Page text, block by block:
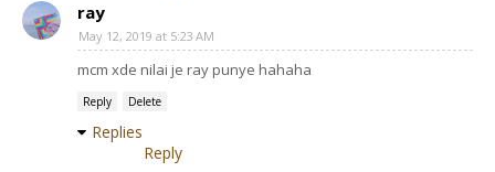
ray
May 12, 2019 at 5:23 AM
mcm xde nilai je ray punye hahaha
Reply Delete
Replies
Reply